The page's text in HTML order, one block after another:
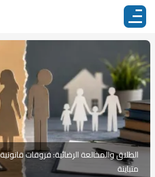
الطلاق والمخالعة الرضائية: فروقات
متباينة